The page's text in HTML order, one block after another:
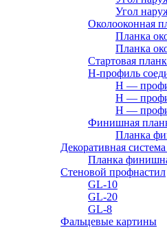
Угол
Околооконная
Планка
Планка
Стартовая
H-профиль
Н —
H —
Н —
Финишная
Планка
Декоративная
Планка
Стеновой профнастил
GL-10
GL-20
GL-8
Фальцевые картины